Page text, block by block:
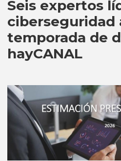
Seis expertos
ciberseguridad
temporada de
hayCANAL